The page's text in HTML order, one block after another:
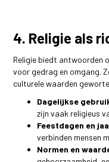
4. Religie als
Religie biedt antwoorden
voor gedrag en omgang.
culturele waarden
Dagelijkse
zijn vaak religieus
Feestdagen en
verbinden mensen
Normen en